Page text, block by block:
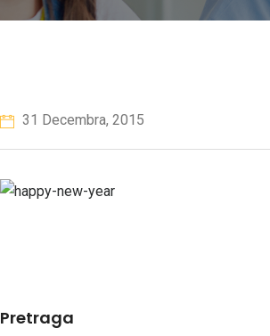
31 Decembra, 2015
Pretraga